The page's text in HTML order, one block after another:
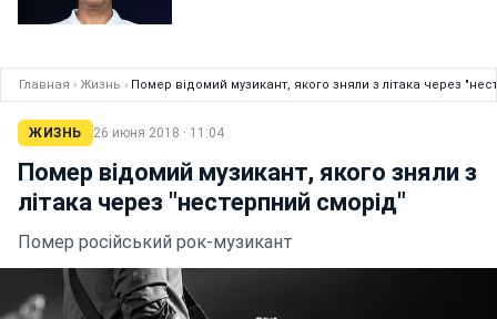
Главная › Жизнь › Помер відомий музикант, якого зняли з літака через
ЖИЗНЬ 26 июня 2018 · 11:04
Помер відомий музикант, якого зняли з
літака через "нестерпний сморід"
Помер російський рок-музикант